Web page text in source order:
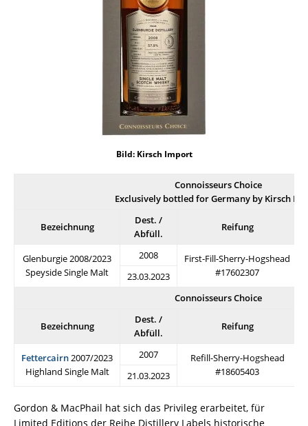
Bild: Kirsch Import
Connoisseurs Choice
Exclusively bottled for Germany by Kirsch
Bezeichnung
Dest. /
Abfüll.
Reifung
Glenburgie 2008/2023
Speyside Single Malt
2008
First-Fill-Sherry-Hogshead
#17602307
23.03.2023
Connoisseurs Choice
Bezeichnung
Dest. /
Abfüll.
Reifung
Fettercairn 2007/2023
Highland Single Malt
2007
Refill-Sherry-Hogshead
#18605403
21.03.2023
Gordon & MacPhail hat sich das Privileg erarbeitet, für
Limited Editions der Reihe Distillery Labels historische